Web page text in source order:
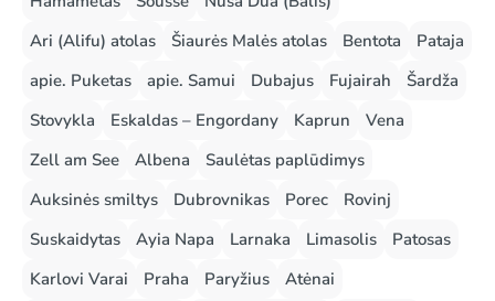
Ari (Alifu) atolas
Šiaurės Malės atolas Bentota
Pataja
apie. Puketas
apie. Samui Dubajus Fujairah
Šardža
Stovykla
Eskaldas – Engordany Kaprun
Vena
Zell am See
Albena
Saulėtas paplūdimys
Auksinės smiltys
Dubrovnikas Porec
Rovinj
Suskaidytas
Ayia Napa Larnaka Limasolis
Patosas
Karlovi Varai
Praha Paryžius
Atėnai